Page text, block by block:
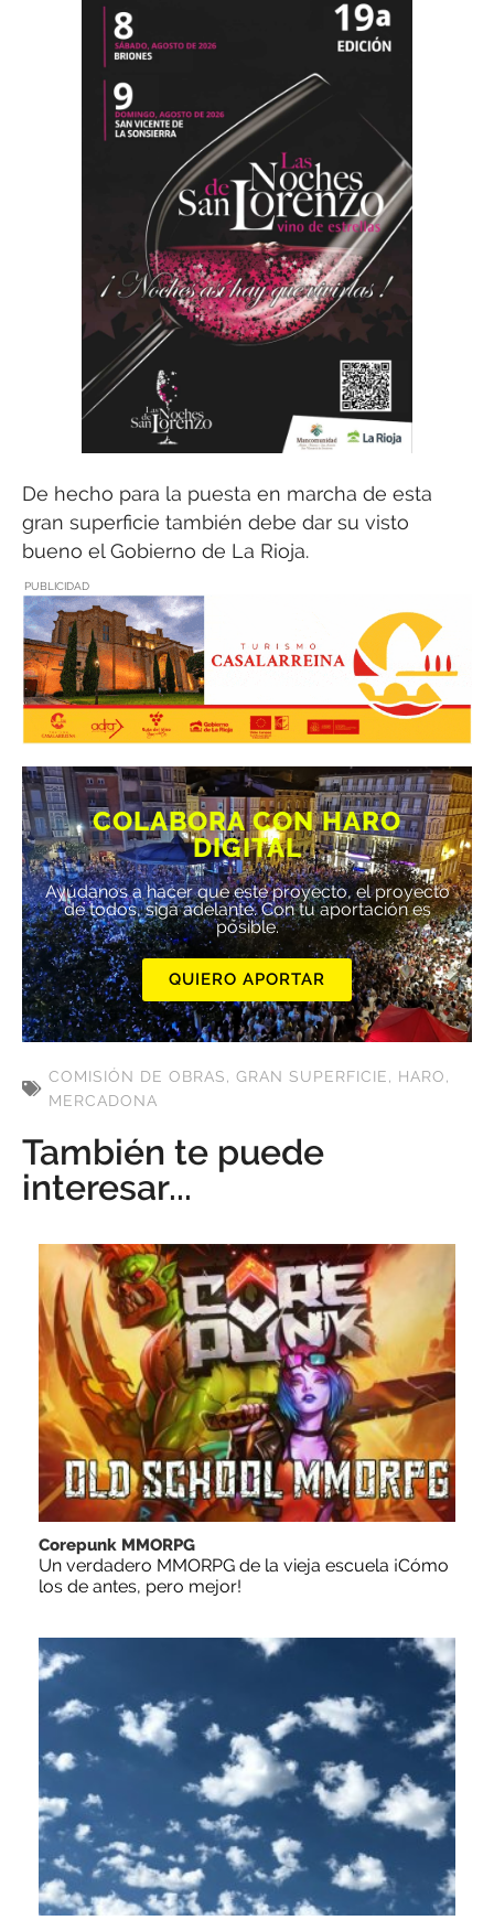
De hecho para la puesta en marcha de esta
gran superficie también debe dar su visto
bueno el Gobierno de La Rioja.
PUBLICIDAD
COLABORA CON HARO
DIGITAL
Ayúdanos a hacer que este proyecto, el proyecto
de todos, siga adelante. Con tu aportación es
posible.
QUIERO APORTAR
COMISIÓN DE OBRAS, GRAN SUPERFICIE, HARO,
MERCADONA
También te puede
interesar...
Corepunk MMORPG
Un verdadero MMORPG de la vieja escuela ¡Cómo
los de antes, pero mejor!